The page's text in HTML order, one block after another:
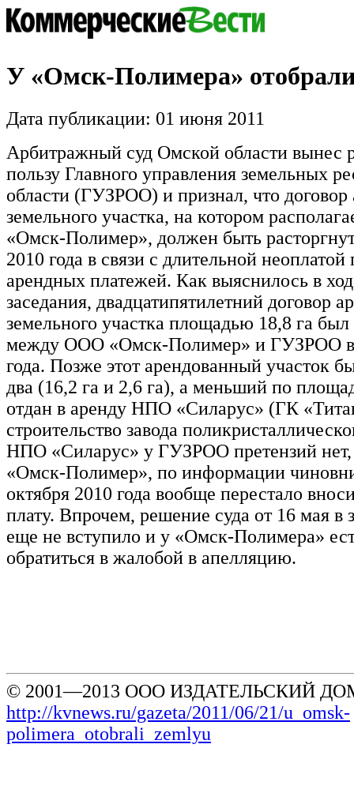
У «Омск-Полимера»
Дата публикации: 01 июня 2011
Арбитражный суд Омской области вынес
пользу Главного управления земельных
области (ГУЗРОО) и признал, что договор
земельного участка, на котором
«Омск-Полимер», должен быть
2010 года в связи с длительной
арендных платежей. Как выяснилось в
заседания, двадцатипятилетний договор
земельного участка площадью 18,8 га
между ООО «Омск-Полимер» и ГУЗРОО в
года. Позже этот арендованный участок
два (16,2 га и 2,6 га), а меньший по
отдан в аренду НПО «Силарус» (ГК
строительство завода
НПО «Силарус» у ГУЗРОО претензий
«Омск-Полимер», по информации
октября 2010 года вообще перестало
плату. Впрочем, решение суда от 16 мая в
еще не вступило и у «Омск-Полимера»
обратиться в жалобой в апелляцию.
© 2001—2013 ООО ИЗДАТЕЛЬСКИЙ
http://kvnews.ru/gazeta/2011/06/21/u_omsk-
polimera_otobrali_zemlyu